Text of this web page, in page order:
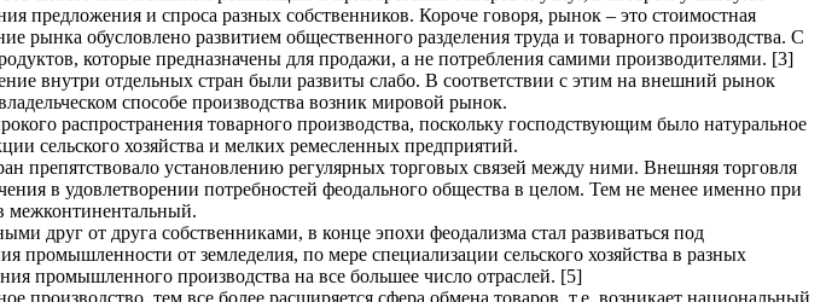
предложения и спроса разных собственников. Короче говоря, рынок – это стоимостная
рынка обусловлено развитием общественного разделения труда и товарного производства. С
которые предназначены для продажи, а не потребления самими производителями. [3]
внутри отдельных стран были развиты слабо. В соответствии с этим на внешний рынок
способе производства возник мировой рынок.
распространения товарного производства, поскольку господствующим было натуральное
сельского хозяйства и мелких ремесленных предприятий.
препятствовало установлению регулярных торговых связей между ними. Внешняя торговля
в удовлетворении потребностей феодального общества в целом. Тем не менее именно при
межконтинентальный.
друг от друга собственниками, в конце эпохи феодализма стал развиваться под
промышленности от земледелия, по мере специализации сельского хозяйства в разных
промышленного производства на все большее число отраслей. [5]